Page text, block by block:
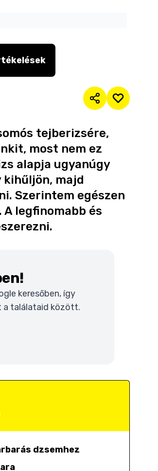
tejberizsére,
most nem ez
alapja ugyanúgy
majd
Szerintem egészen
legfinomabb és
keresőben, így
a találataid között.
dzsemhez